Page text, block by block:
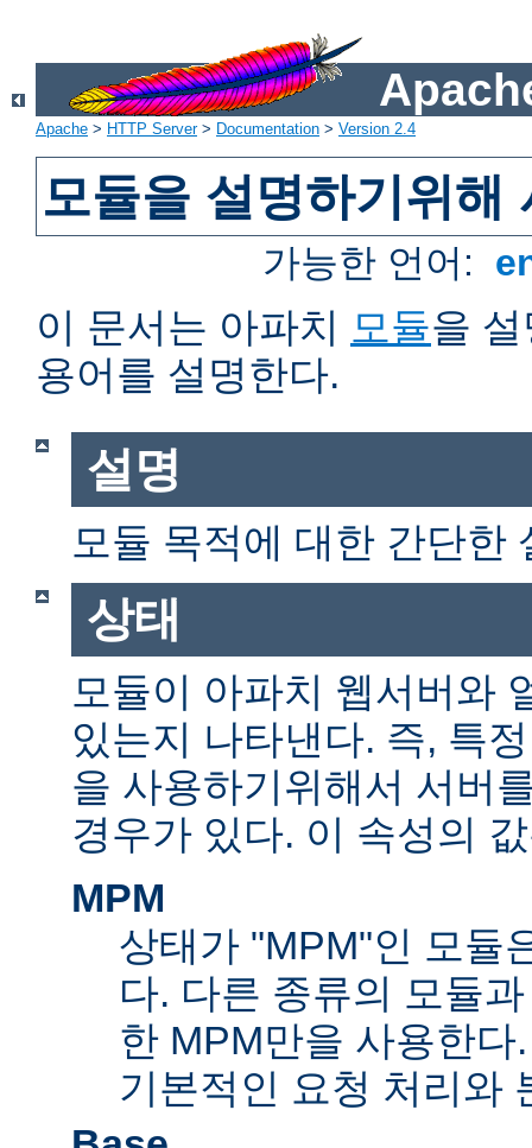
Apache > HTTP Server> Documentation > Version 2.4
모듈을 설명하기위해
가능한 언어:
이 문서는 아파치 모듈을
용어를 설명한다.
설명
모듈 목적에 대한 간단한
상태
모듈이 아파치 웹서버와
있는지 나타낸다. 즉, 특
을 사용하기위해서 서버
경우가 있다. 이 속성의
MPM
상태가 "MPM"인 모듈
다. 다른 종류의 모듈
한 MPM만을 사용한
기본적인 요청 처리와